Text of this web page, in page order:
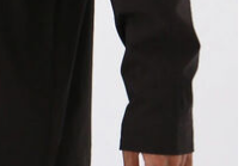
AFTEE先享後付」服務完成之交
，並將交易相關給付款項請求債
址：
或監護人之同意方可使用